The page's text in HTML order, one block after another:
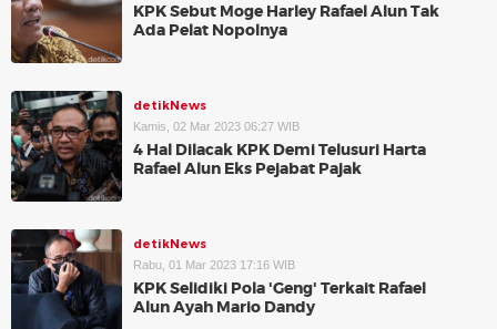
KPK Sebut Moge Harley Rafael Alun Tak
Ada Pelat Nopolnya
detikNews
Kamis, 02 Mar 2023 06:27 WIB
4 Hal Dilacak KPK Demi Telusuri Harta
Rafael Alun Eks Pejabat Pajak
detikNews
Rabu, 01 Mar 2023 17:16 WIB
KPK Selidiki Pola 'Geng' Terkait Rafael
Alun Ayah Mario Dandy